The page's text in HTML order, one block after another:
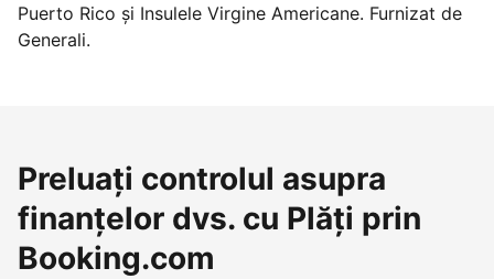
Puerto Rico și Insulele Virgine Americane. Furnizat de
Generali.
Preluați controlul asupra
finanțelor dvs. cu Plăți prin
Booking.com